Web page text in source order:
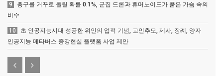
9
총구를 거꾸로 돌릴 확률 0.1%, 군집 드론과 휴머노이드가 품은 가슴 속의
비수
10
초 인공지능시대 성공한 위인의 업적 기념, 고인추모, 제사, 장례, 양자
인공지능 메타버스 증강현실 플랫폼 사업 제안